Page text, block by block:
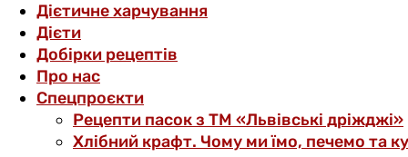
Дієтичне харчування
Дієти
Добірки рецептів
Про нас
Спецпроєкти
Рецепти пасок з ТМ «Львівські дріжджі»
Хлібний крафт. Чому ми їмо, печемо та